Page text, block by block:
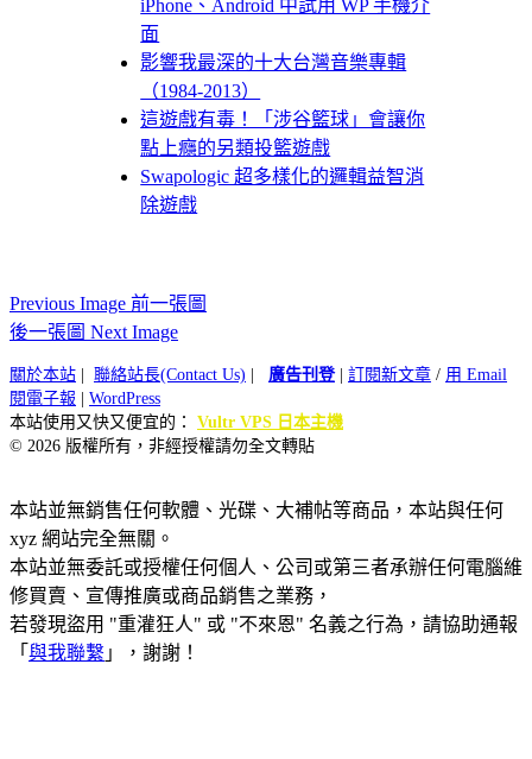
iPhone、Android 中試用 WP 手機介
面
影響我最深的十大台灣音樂專輯
（1984-2013）
這遊戲有毒！「涉谷籃球」會讓你
點上癮的另類投籃遊戲
Swapologic 超多樣化的邏輯益智消
除遊戲
Previous Image 前一張圖
後一張圖 Next Image
關於本站 聯絡站長(Contact Us) 廣告刊登| 訂閱新文章 / 用 Email
閱電子報
WordPress
本站使用又快又便宜的： Vultr VPS 日本主機
© 2026 版權所有，非經授權請勿全文轉貼
本站並無銷售任何軟體、光碟、大補帖等商品，本站與任何
xyz 網站完全無關。
本站並無委託或授權任何個人、公司或第三者承辦任何電腦維
修買賣、宣傳推廣或商品銷售之業務，
若發現盜用 "重灌狂人" 或 "不來恩" 名義之行為，請協助通報
「 與我聯繫 」，謝謝！